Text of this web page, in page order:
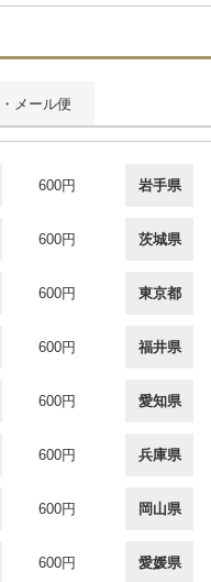
メール便
600円 岩手県
600円 茨城県
600円 東京都
600円 福井県
600円 愛知県
600円 兵庫県
600円 岡山県
600円 愛媛県